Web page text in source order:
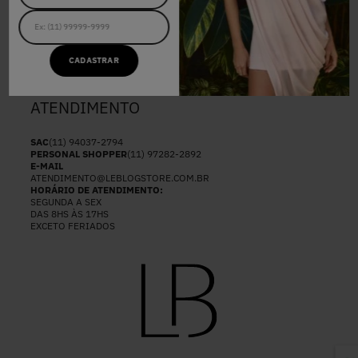
CADASTRAR
NOSSAS LOJAS
POLÍTICAS DE PRIVACIDADE
ENVIOS E ENTREGAS
#LBFRIDAY
SEJA UM REVENDEDOR
ATENDIMENTO
SAC(11) 94037-2794
PERSONAL SHOPPER(11) 97282-2892
E-MAIL
ATENDIMENTO@LEBLOGSTORE.COM.BR
HORÁRIO DE ATENDIMENTO:
SEGUNDA A SEX
DAS 8HS ÀS 17HS
EXCETO FERIADOS